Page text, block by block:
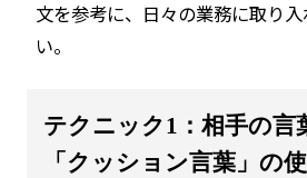
文を参考に、日々の業務に取り
い。
テクニック1：相手の言
「クッション言葉」の